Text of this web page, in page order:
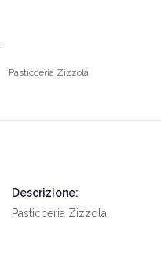
Pasticceria Zizzola
Descrizione:
Pasticceria Zizzola